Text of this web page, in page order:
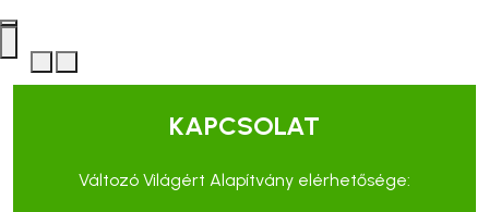
KAPCSOLAT
Változó Világért Alapítvány elérhetősége: